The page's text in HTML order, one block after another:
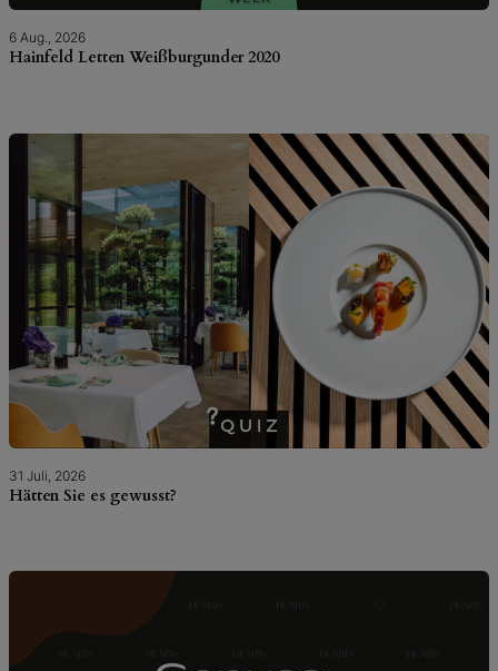
6 Aug., 2026
Hainfeld Letten Weißburgunder 2020
31 Juli, 2026
Hätten Sie es gewusst?